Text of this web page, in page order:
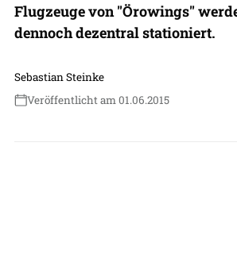
Flugzeuge von "Örowings"
dennoch dezentral stationiert.
Sebastian Steinke
Veröffentlicht am 01.06.2015